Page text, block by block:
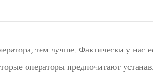
тем лучше. Фактически у нас
операторы предпочитают